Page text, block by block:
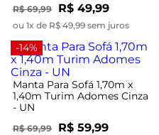
R$ 69,99 R$ 49,99
ou 1x de R$ 49,99 sem juros
-14%
Manta Para Sofá 1,70m x
1,40m Turim Adomes Cinza
- UN
R$ 69,99 R$ 59,99